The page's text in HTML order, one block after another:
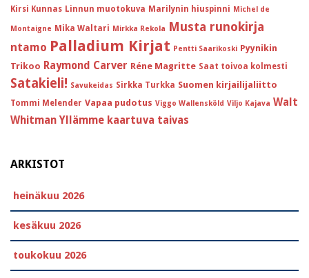
Kirsi Kunnas Linnun muotokuva Marilynin hiuspinni Michel de
Montaigne Mika Waltari Mirkka Rekola Musta runokirja
ntamo Palladium Kirjat Pentti Saarikoski Pyynikin
Trikoo Raymond Carver Réne Magritte Saat toivoa kolmesti
Satakieli! Savukeidas Sirkka Turkka Suomen kirjailijaliitto
Tommi Melender Vapaa pudotus Viggo Wallensköld Viljo Kajava Walt
Whitman Yllämme kaartuva taivas
ARKISTOT
heinäkuu 2026
kesäkuu 2026
toukokuu 2026